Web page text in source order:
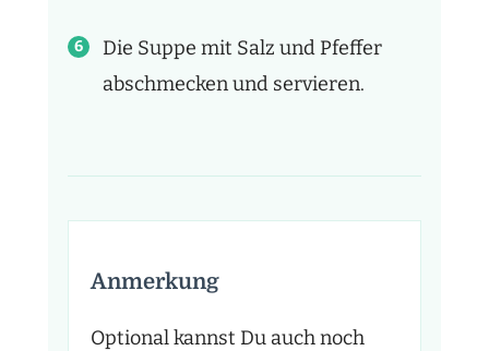
Die Suppe mit Salz und Pfeffer
abschmecken und servieren.
Anmerkung
Optional kannst Du auch noch